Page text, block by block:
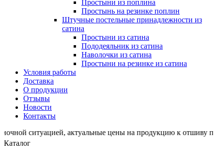
Простыни из поплина
Простынь на резинке поплин
Штучные постельные принадлежности из
сатина
Простыни из сатина
Пододеяльник из сатина
Наволочки из сатина
Простыни на резинке из сатина
Условия работы
Доставка
О продукции
Отзывы
Новости
Контакты
актуальные цены на продукцию к отшиву
Каталог